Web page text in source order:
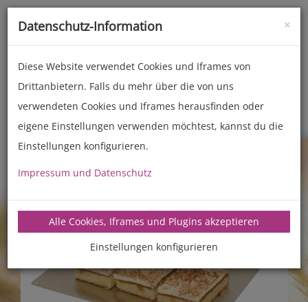
Toggle
×
Datenschutz-Information
Diese Website verwendet Cookies und Iframes von
Drittanbietern. Falls du mehr über die von uns
verwendeten Cookies und Iframes herausfinden oder
eigene Einstellungen verwenden möchtest, kannst du die
Einstellungen konfigurieren.
Impressum und Datenschutz
Alle Cookies, Iframes und Plugins akzeptieren
Einstellungen konfigurieren